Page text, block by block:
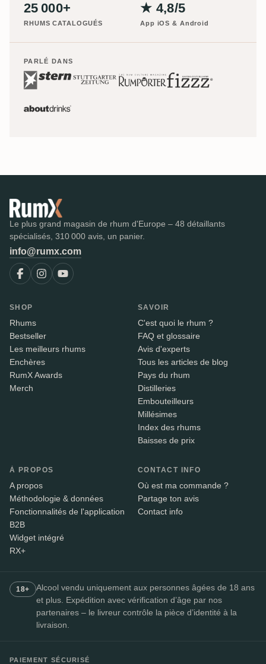
25 000+
RHUMS CATALOGUÉS
★ 4,8/5
App iOS & Android
PARLÉ DANS
Le plus grand magasin de rhum d'Europe – 48 détaillants
spécialisés, 310 000 avis, un panier.
info@rumx.com
SHOP
Rhums
Bestseller
Les meilleurs rhums
Enchères
RumX Awards
Merch
SAVOIR
C'est quoi le rhum ?
FAQ et glossaire
Avis d'experts
Tous les articles de blog
Pays du rhum
Distilleries
Embouteilleurs
Millésimes
Index des rhums
Baisses de prix
À PROPOS
A propos
Méthodologie & données
Fonctionnalités de l'application
B2B
Widget intégré
RX+
CONTACT INFO
Où est ma commande ?
Partage ton avis
Contact info
18+
Alcool vendu uniquement aux personnes âgées de 18 ans
et plus. Expédition avec vérification d’âge par nos
partenaires – le livreur contrôle la pièce d’identité à la
livraison.
PAIEMENT SÉCURISÉ